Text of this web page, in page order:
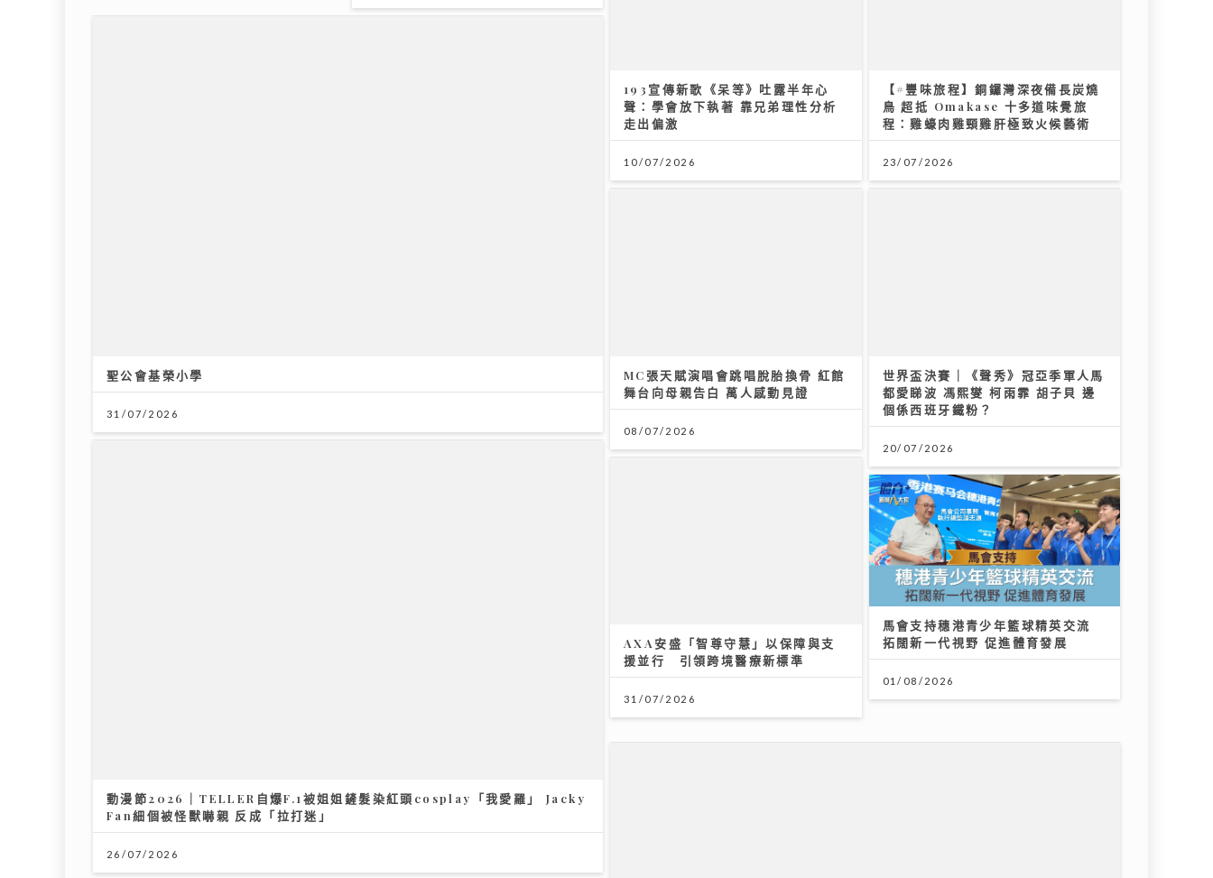
193宣傳新歌《呆等》吐露半年心
聲：學會放下執著 靠兄弟理性分析
走出偏激
10/07/2026
【#豐味旅程】銅鑼灣深夜備長炭燒
鳥 超抵 Omakase 十多道味覺旅
程：雞蠔肉雞頸雞肝極致火候藝術
23/07/2026
聖公會基榮小學
31/07/2026
MC張天賦演唱會跳唱脫胎換骨 紅館
舞台向母親告白 萬人感動見證
08/07/2026
世界盃決賽｜《聲秀》冠亞季軍人馬
都愛睇波 馮熙燮 柯雨霏 胡子貝 邊
個係西班牙鐵粉？
20/07/2026
動漫節2026｜TELLER自爆F.1被姐姐鏟髮染紅頭cosplay「我愛羅」 Jacky
Fan細個被怪獸嚇親 反成「拉打迷」
26/07/2026
AXA安盛「智尊守慧」以保障與支
援並行 引領跨境醫療新標準
31/07/2026
馬會支持穗港青少年籃球精英交流
拓闊新一代視野 促進體育發展
01/08/2026